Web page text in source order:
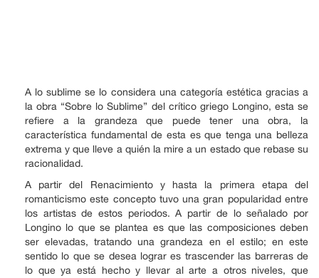
A lo sublime se lo considera una categoría estética gracias a
la obra “Sobre lo Sublime” del crítico griego Longino, esta se
refiere a la grandeza que puede tener una obra, la
característica fundamental de esta es que tenga una belleza
extrema y que lleve a quién la mire a un estado que rebase su
racionalidad.
A partir del Renacimiento y hasta la primera etapa del
romanticismo este concepto tuvo una gran popularidad entre
los artistas de estos periodos. A partir de lo señalado por
Longino lo que se plantea es que las composiciones deben
ser elevadas, tratando una grandeza en el estilo; en este
sentido lo que se desea lograr es trascender las barreras de
lo que ya está hecho y llevar al arte a otros niveles, que